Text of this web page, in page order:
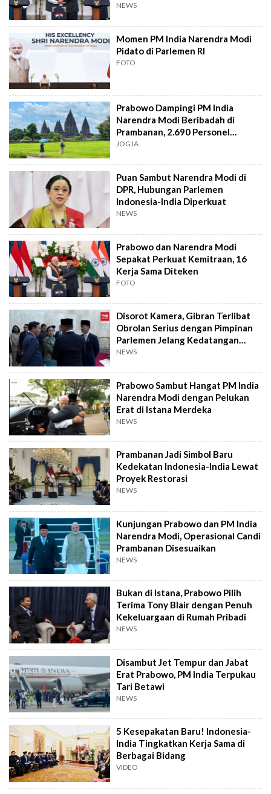
NEWS
Momen PM India Narendra Modi
Pidato di Parlemen RI
FOTO
Prabowo Dampingi PM India
Narendra Modi Beribadah di
Prambanan, 2.690 Personel
Gabungan Siaga Penuh
JOGJA
Puan Sambut Narendra Modi di
DPR, Hubungan Parlemen
Indonesia-India Diperkuat
NEWS
Prabowo dan Narendra Modi
Sepakat Perkuat Kemitraan, 16
Kerja Sama Diteken
FOTO
Disorot Kamera, Gibran Terlibat
Obrolan Serius dengan Pimpinan
Parlemen Jelang Kedatangan
Modi
NEWS
Prabowo Sambut Hangat PM India
Narendra Modi dengan Pelukan
Erat di Istana Merdeka
NEWS
Prambanan Jadi Simbol Baru
Kedekatan Indonesia-India Lewat
Proyek Restorasi
NEWS
Kunjungan Prabowo dan PM India
Narendra Modi, Operasional Candi
Prambanan Disesuaikan
NEWS
Bukan di Istana, Prabowo Pilih
Terima Tony Blair dengan Penuh
Kekeluargaan di Rumah Pribadi
NEWS
Disambut Jet Tempur dan Jabat
Erat Prabowo, PM India Terpukau
Tari Betawi
NEWS
5 Kesepakatan Baru! Indonesia-
India Tingkatkan Kerja Sama di
Berbagai Bidang
VIDEO